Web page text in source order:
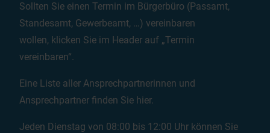
Sollten Sie einen Termin im Bürgerbüro (Passamt,
Standesamt, Gewerbeamt, …) vereinbaren
wollen, klicken Sie im Header auf „Termin
vereinbaren“.
Eine Liste aller Ansprechpartnerinnen und
Ansprechpartner finden Sie hier.
Jeden Dienstag von 08:00 bis 12:00 Uhr können Sie